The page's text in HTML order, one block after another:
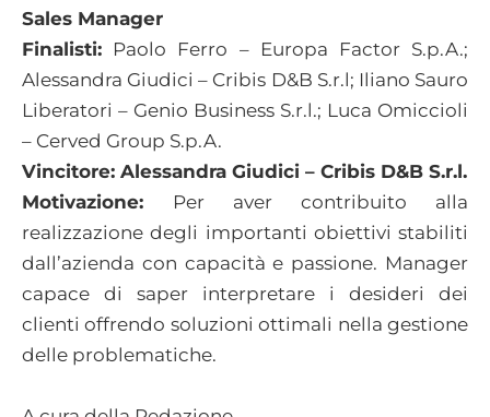
Sales Manager
Finalisti: Paolo Ferro – Europa Factor S.p.A.;
Alessandra Giudici – Cribis D&B S.r.l; Iliano Sauro
Liberatori – Genio Business S.r.l.; Luca Omiccioli
– Cerved Group S.p.A.
Vincitore: Alessandra Giudici – Cribis D&B S.r.l.
Motivazione: Per aver contribuito alla
realizzazione degli importanti obiettivi stabiliti
dall’azienda con capacità e passione. Manager
capace di saper interpretare i desideri dei
clienti offrendo soluzioni ottimali nella gestione
delle problematiche.